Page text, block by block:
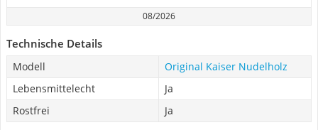
08/2026
Technische Details
Modell
Original Kaiser Nudelholz
Lebensmittelecht
Ja
Rostfrei
Ja